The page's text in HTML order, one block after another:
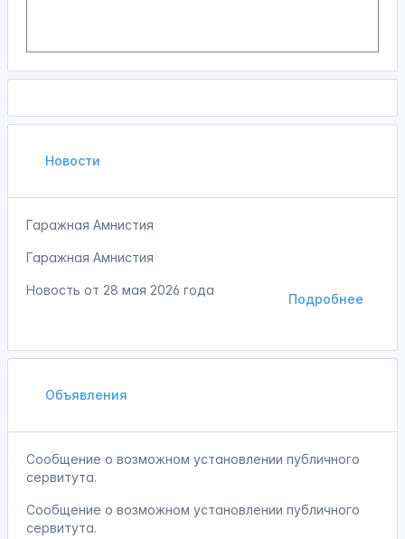
Новости
Гаражная Амнистия
Гаражная Амнистия
Подробнее
Новость от 28 мая 2026 года
Объявления
Сообщение о возможном установлении публичного
сервитута.
Сообщение о возможном установлении публичного
сервитута.